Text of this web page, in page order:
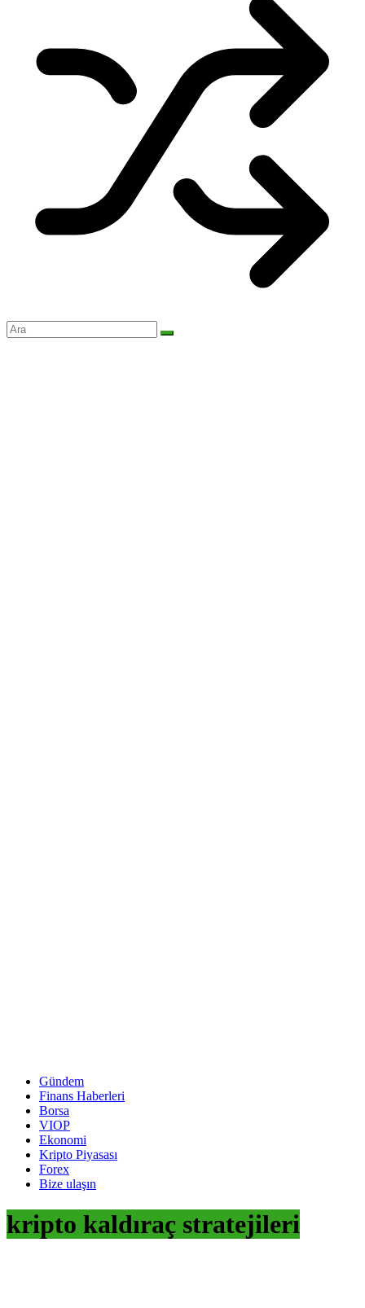
Gündem
Finans Haberleri
Borsa
VIOP
Ekonomi
Kripto Piyasası
Forex
Bize ulaşın
kripto kaldıraç stratejileri